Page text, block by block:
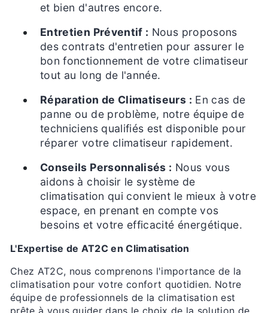
et bien d'autres encore.
Entretien Préventif : Nous proposons
des contrats d'entretien pour assurer le
bon fonctionnement de votre climatiseur
tout au long de l'année.
Réparation de Climatiseurs : En cas de
panne ou de problème, notre équipe de
techniciens qualifiés est disponible pour
réparer votre climatiseur rapidement.
Conseils Personnalisés : Nous vous
aidons à choisir le système de
climatisation qui convient le mieux à votre
espace, en prenant en compte vos
besoins et votre efficacité énergétique.
L'Expertise de AT2C en Climatisation
Chez AT2C, nous comprenons l'importance de la
climatisation pour votre confort quotidien. Notre
équipe de professionnels de la climatisation est
prête à vous guider dans le choix de la solution de